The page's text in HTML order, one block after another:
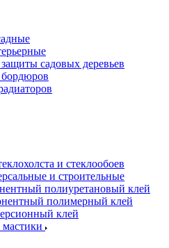
садовых деревьев
бордюров
и стеклообоев
и строительные
полиуретановый клей
полимерный клей
клей